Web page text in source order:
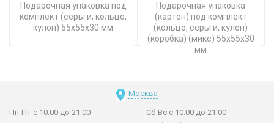
Подарочная упаковка под
комплект (серьги, кольцо,
кулон) 55х55х30 мм
Подарочная упаковка
(картон) под комплект
(кольцо, серьги, кулон)
(коробка) (микс) 55х55х30
мм
Москва
Пн-Пт с 10:00 до 21:00 Сб-Вс с 10:00 до 21:00